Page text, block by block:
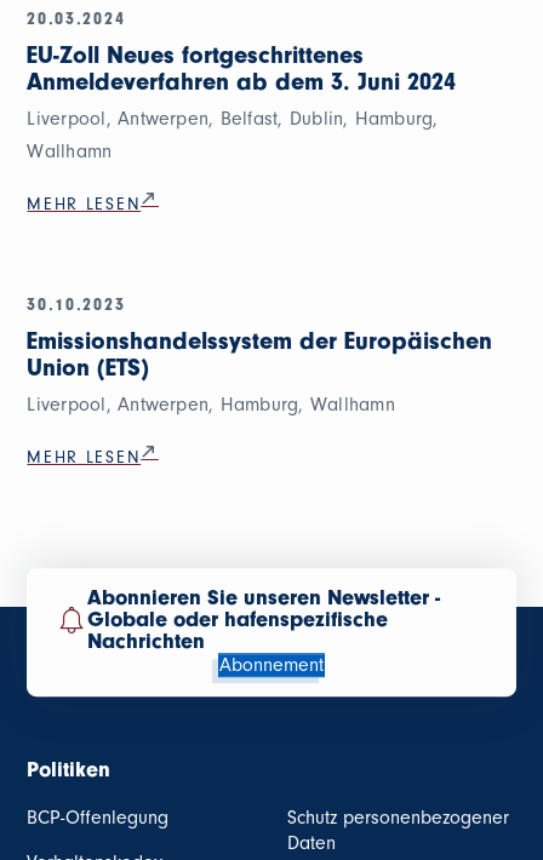
20.03.2024
EU-Zoll Neues fortgeschrittenes
Anmeldeverfahren ab dem 3. Juni 2024
Liverpool, Antwerpen, Belfast, Dublin, Hamburg,
Wallhamn
MEHR LESEN
30.10.2023
Emissionshandelssystem der Europäischen
Union (ETS)
Liverpool, Antwerpen, Hamburg, Wallhamn
MEHR LESEN
Abonnieren Sie unseren Newsletter -
Globale oder hafenspezifische
Nachrichten
Abonnement
Politiken
BCP-Offenlegung
Schutz personenbezogener
Daten